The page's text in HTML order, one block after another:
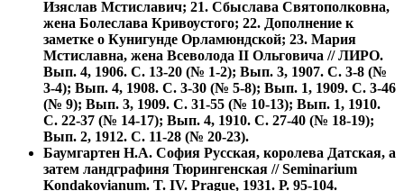
Изяслав Мстиславич; 21. Сбыслава Святополковна,
жена Болеслава Кривоустого; 22. Дополнение к
заметке о Кунигунде Орламюндской; 23. Мария
Мстиславна, жена Всеволода II Ольговича // ЛИРО.
Вып. 4, 1906. С. 13-20 (№ 1-2); Вып. 3, 1907. С. 3-8 (№
3-4); Вып. 4, 1908. С. 3-30 (№ 5-8); Вып. 1, 1909. С. 3-46
(№ 9); Вып. 3, 1909. С. 31-55 (№ 10-13); Вып. 1, 1910.
С. 22-37 (№ 14-17); Вып. 4, 1910. С. 27-40 (№ 18-19);
Вып. 2, 1912. С. 11-28 (№ 20-23).
Баумгартен Н.А. София Русская, королева Датская, а
затем ландграфиня Тюрингенская // Seminarium
Kondakovianum. T. IV. Prague, 1931. Р. 95-104.